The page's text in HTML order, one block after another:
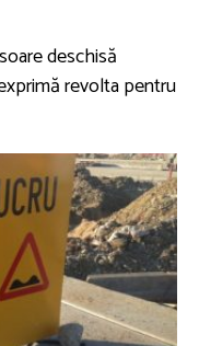
deschisă
revolta pentru